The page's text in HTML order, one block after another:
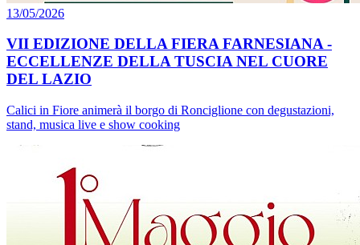
13/05/2026
VII EDIZIONE DELLA FIERA FARNESIANA -
ECCELLENZE DELLA TUSCIA NEL CUORE
DEL LAZIO
Calici in Fiore animerà il borgo di Ronciglione con degustazioni,
stand, musica live e show cooking